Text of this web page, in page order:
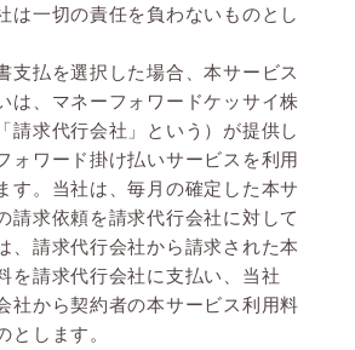
は一切の責任を負わないものとし
支払を選択した場合、本サービス
は、マネーフォワードケッサイ株
請求代行会社」という）が提供し
ォワード掛け払いサービスを利用
す。当社は、毎月の確定した本サ
請求依頼を請求代行会社に対して
、請求代行会社から請求された本
を請求代行会社に支払い、当社
社から契約者の本サービス利用料
とします。